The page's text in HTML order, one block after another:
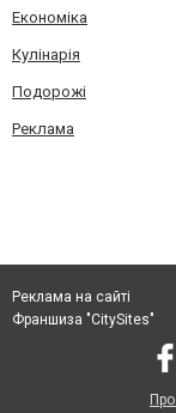
Економіка
Кулінарія
Подорожі
Реклама
Реклама на сайті
Франшиза "CitySites"